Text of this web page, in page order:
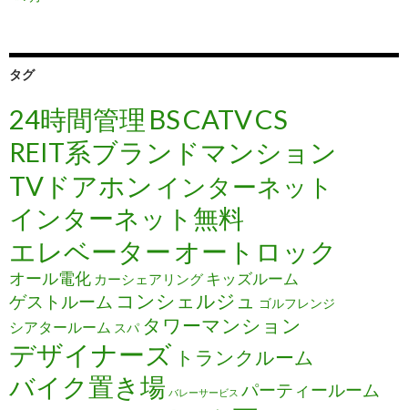
タグ
24時間管理 BSCATVCS
REIT系ブランドマンション
TVドアホン インターネット
インターネット無料
エレベーター オートロック
オール電化 カーシェアリング キッズルーム
ゲストルーム コンシェルジュ ゴルフレンジ
シアタールーム スパ タワーマンション
デザイナーズ トランクルーム
バイク置き場 バレーサービス パーティールーム